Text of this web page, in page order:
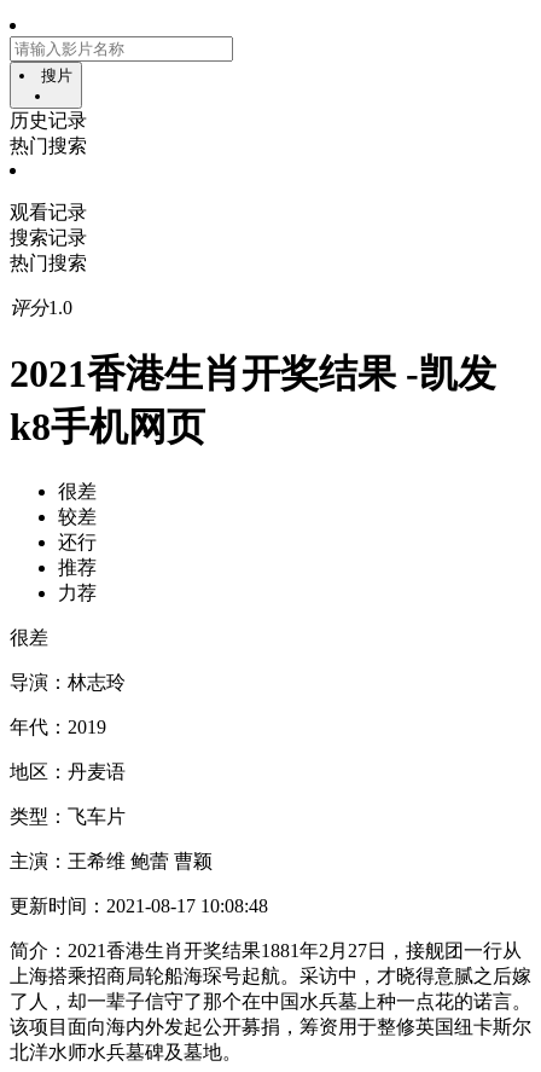
搜片
历史记录
热门搜索
观看记录
搜索记录
热门搜索
评分1.0
2021香港生肖开奖结果 -凯发
k8手机网页
很差
较差
还行
推荐
力荐
很差
导演： 林志玲
年代： 2019
地区： 丹麦语
类型： 飞车片
主演： 王希维 鲍蕾 曹颖
更新时间： 2021-08-17 10:08:48
简介： 2021香港生肖开奖结果1881年2月27日，接舰团一行从
上海搭乘招商局轮船海琛号起航。采访中，才晓得意腻之后嫁
了人，却一辈子信守了那个在中国水兵墓上种一点花的诺言。
该项目面向海内外发起公开募捐，筹资用于整修英国纽卡斯尔
北洋水师水兵墓碑及墓地。